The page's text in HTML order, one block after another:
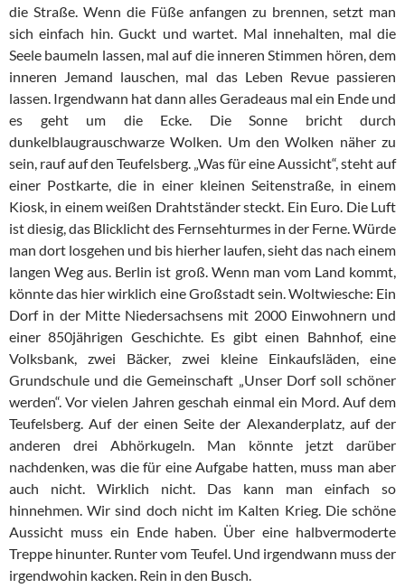
die Straße. Wenn die Füße anfangen zu brennen, setzt man
sich einfach hin. Guckt und wartet. Mal innehalten, mal die
Seele baumeln lassen, mal auf die inneren Stimmen hören, dem
inneren Jemand lauschen, mal das Leben Revue passieren
lassen. Irgendwann hat dann alles Geradeaus mal ein Ende und
es geht um die Ecke. Die Sonne bricht durch
dunkelblaugrauschwarze Wolken. Um den Wolken näher zu
sein, rauf auf den Teufelsberg. „Was für eine Aussicht“, steht auf
einer Postkarte, die in einer kleinen Seitenstraße, in einem
Kiosk, in einem weißen Drahtständer steckt. Ein Euro. Die Luft
ist diesig, das Blicklicht des Fernsehturmes in der Ferne. Würde
man dort losgehen und bis hierher laufen, sieht das nach einem
langen Weg aus. Berlin ist groß. Wenn man vom Land kommt,
könnte das hier wirklich eine Großstadt sein. Woltwiesche: Ein
Dorf in der Mitte Niedersachsens mit 2000 Einwohnern und
einer 850jährigen Geschichte. Es gibt einen Bahnhof, eine
Volksbank, zwei Bäcker, zwei kleine Einkaufsläden, eine
Grundschule und die Gemeinschaft „Unser Dorf soll schöner
werden“. Vor vielen Jahren geschah einmal ein Mord. Auf dem
Teufelsberg. Auf der einen Seite der Alexanderplatz, auf der
anderen drei Abhörkugeln. Man könnte jetzt darüber
nachdenken, was die für eine Aufgabe hatten, muss man aber
auch nicht. Wirklich nicht. Das kann man einfach so
hinnehmen. Wir sind doch nicht im Kalten Krieg. Die schöne
Aussicht muss ein Ende haben. Über eine halbvermoderte
Treppe hinunter. Runter vom Teufel. Und irgendwann muss der
irgendwohin kacken. Rein in den Busch.